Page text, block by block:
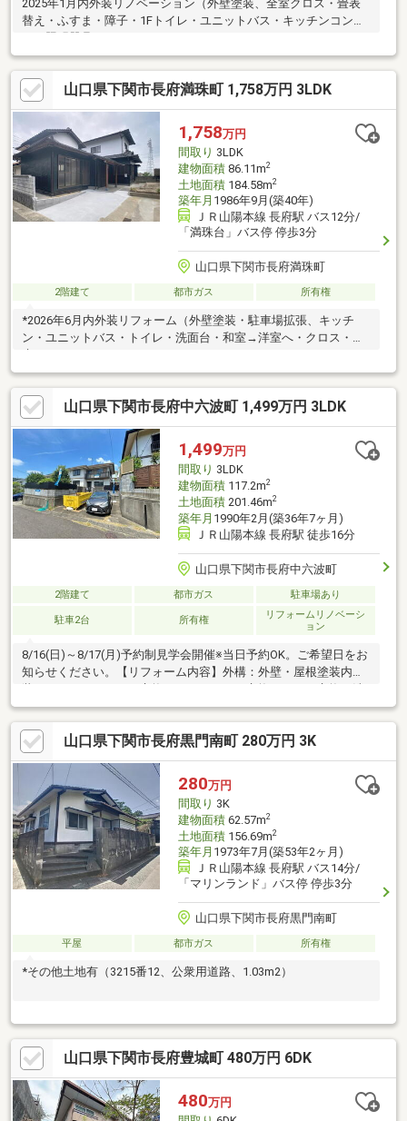
2025年1月内外装リノベーション（外壁塗装、全室クロス・畳表
替え・ふすま・障子・1Fトイレ・ユニットバス・キッチンコン
ロ・照明器具）
山口県下関市長府満珠町 1,758万円 3LDK
1,758万円
間取り 3LDK
建物面積86.11m2
土地面積184.58m2
築年月 1986年9月(築40年)
ＪＲ山陽本線 長府駅 バス12分/
「満珠台」バス停 停歩3分
山口県下関市長府満珠町
2階建て 都市ガス 所有権
*2026年6月内外装リフォーム（外壁塗装・駐車場拡張、キッチ
ン・ユニットバス・トイレ・洗面台・和室→洋室へ・クロス・
山口県下関市長府中六波町 1,499万円 3LDK
1,499万円
間取り 3LDK
建物面積117.2m2
土地面積201.46m2
築年月 1990年2月(築36年7ヶ月)
ＪＲ山陽本線 長府駅 徒歩16分
山口県下関市長府中六波町
2階建て 都市ガス 駐車場あり
駐車2台 所有権
リフォームリノベーシ
ョン
8/16(日)～8/17(月)予約制見学会開催※当日予約OK。ご希望日をお
知らせください。【リフォーム内容】外構：外壁・屋根塗装内
装：システムキッチン交換、ユニットバス交換、トイレ交換、洗
面化粧台交換、給湯器交換、インターン設置、火災警報器設置、
照明器具交換【周辺施設】・長府小学校まで約1300ｍ（徒歩約17
分）・長成中学校まで約350ｍ（徒歩約5分）・セブンイレブン長
府前八幡町店様まで約700ｍ（徒歩約9分）・長府駅まで約1100ｍ
（徒歩約14分）【おすすめポイント】・お客様に合わせたローン
の組み方や金融機関をご提案。住宅ローンでも
山口県下関市長府黒門南町 280万円 3K
280万円
間取り 3K
建物面積62.57m2
土地面積156.69m2
築年月 1973年7月(築53年2ヶ月)
ＪＲ山陽本線 長府駅 バス14分/
「マリンランド」バス停 停歩3分
山口県下関市長府黒門南町
平屋 都市ガス 所有権
*その他土地有（3215番12、公衆用道路、1.03m2）
山口県下関市長府豊城町 480万円 6DK
480万円